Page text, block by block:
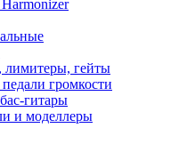
лимитеры, гейты
громкости
гитары
и моделлеры